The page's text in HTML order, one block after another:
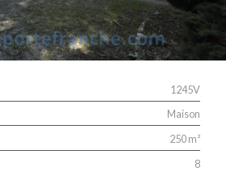
1245V
Maison
250 m²
8